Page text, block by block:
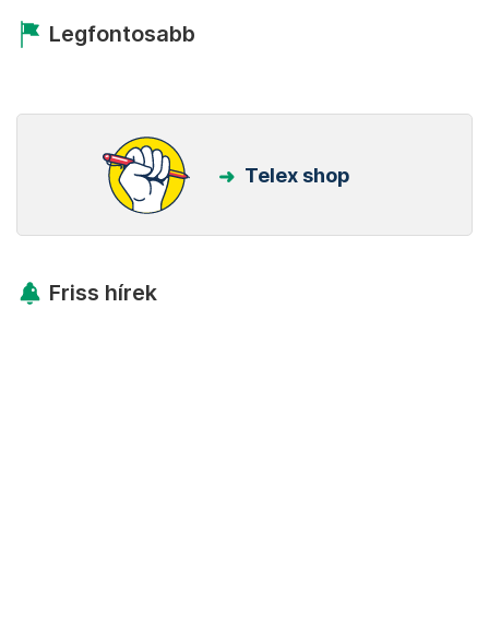
Legfontosabb
Telex shop
Friss hírek